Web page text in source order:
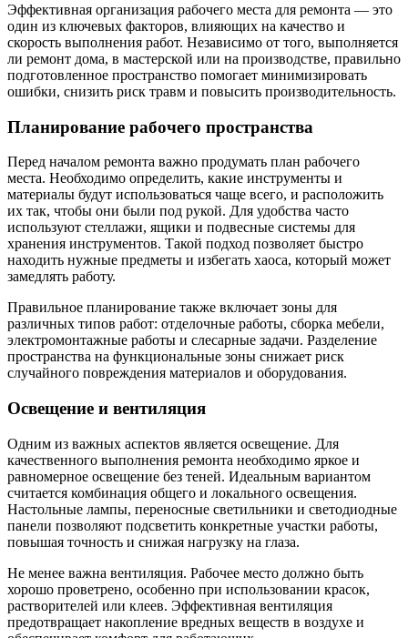
Эффективная организация рабочего места для ремонта — это
один из ключевых факторов, влияющих на качество и
скорость выполнения работ. Независимо от того, выполняется
ли ремонт дома, в мастерской или на производстве, правильно
подготовленное пространство помогает минимизировать
ошибки, снизить риск травм и повысить производительность.
Планирование рабочего пространства
Перед началом ремонта важно продумать план рабочего
места. Необходимо определить, какие инструменты и
материалы будут использоваться чаще всего, и расположить
их так, чтобы они были под рукой. Для удобства часто
используют стеллажи, ящики и подвесные системы для
хранения инструментов. Такой подход позволяет быстро
находить нужные предметы и избегать хаоса, который может
замедлять работу.
Правильное планирование также включает зоны для
различных типов работ: отделочные работы, сборка мебели,
электромонтажные работы и слесарные задачи. Разделение
пространства на функциональные зоны снижает риск
случайного повреждения материалов и оборудования.
Освещение и вентиляция
Одним из важных аспектов является освещение. Для
качественного выполнения ремонта необходимо яркое и
равномерное освещение без теней. Идеальным вариантом
считается комбинация общего и локального освещения.
Настольные лампы, переносные светильники и светодиодные
панели позволяют подсветить конкретные участки работы,
повышая точность и снижая нагрузку на глаза.
Не менее важна вентиляция. Рабочее место должно быть
хорошо проветрено, особенно при использовании красок,
растворителей или клеев. Эффективная вентиляция
предотвращает накопление вредных веществ в воздухе и